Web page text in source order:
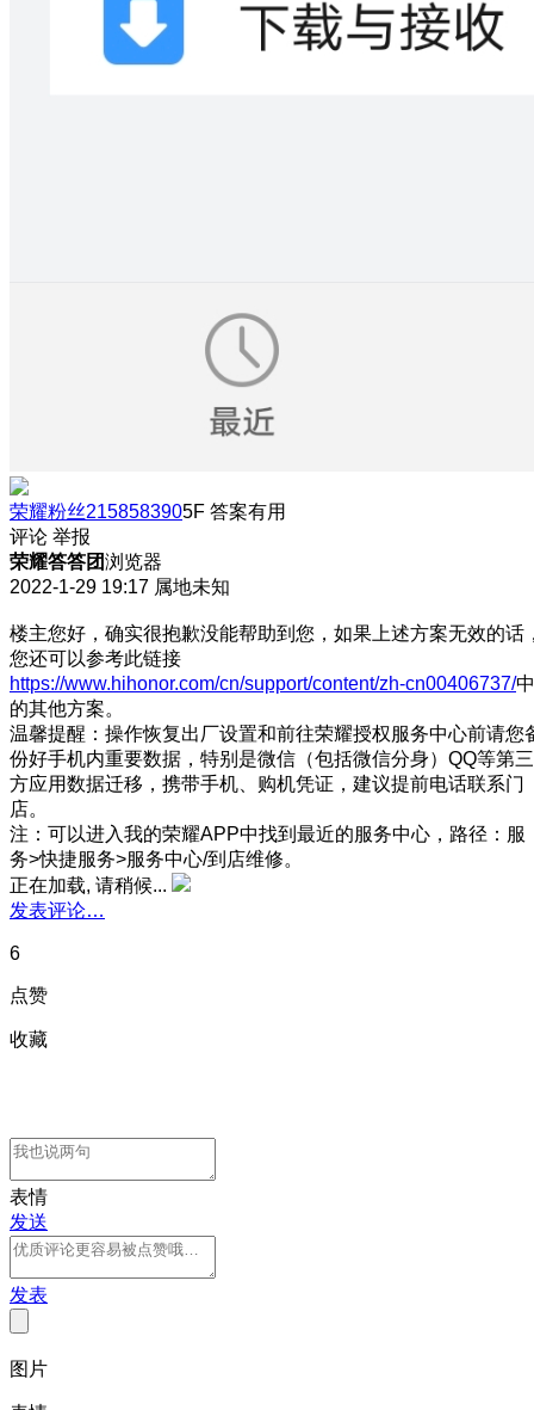
荣耀粉丝2158583905F 答案有用
评论 举报
荣耀答答团浏览器
2022-1-29 19:17 属地未知
楼主您好，确实很抱歉没能帮助到您，如果上述方案无效的话
您还可以参考此链接
https://www.hihonor.com/cn/support/content/zh-cn00406737/中
的其他方案。
温馨提醒：操作恢复出厂设置和前往荣耀授权服务中心前请您
份好手机内重要数据，特别是微信（包括微信分身）QQ等第三
方应用数据迁移，携带手机、购机凭证，建议提前电话联系门
店。
注：可以进入我的荣耀APP中找到最近的服务中心，路径：服
务>快捷服务>服务中心/到店维修。
正在加载, 请稍候...
发表评论…
6
点赞
收藏
表情
发送
发表
图片